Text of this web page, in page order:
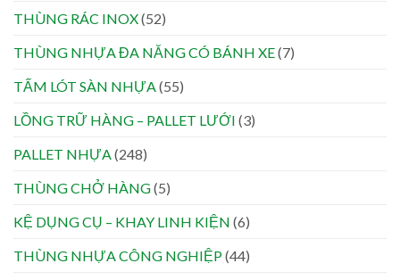
THÙNG RÁC INOX(52)
THÙNG NHỰA ĐA NĂNG CÓ BÁNH XE(7)
TẤM LÓT SÀN NHỰA(55)
LỒNG TRỮ HÀNG – PALLET LƯỚI (3)
PALLET NHỰA(248)
THÙNG CHỞ HÀNG(5)
KỆ DỤNG CỤ – KHAY LINH KIỆN (6)
THÙNG NHỰA CÔNG NGHIỆP(44)